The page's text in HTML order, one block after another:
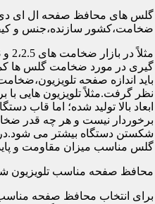
گلس های محافظ صفحه ال ای
ضخامت،کشور سازنده،جنس و
گیری در مورد ضخامت گلس ها
باید اندازه صفحه
نظر گرفت.مثلاً تلویزیون هایی با
ابعاد بالا تولید شده؛ اما قاب
برخوردار نیست و هر چه قدر
شکستن دستگاه بیشتر می شود.در
گلس مناسب میزان مقاومت و
محافظ صفحه مناسب تلویزیون
برای انتخاب محافظ صفحه مناسب